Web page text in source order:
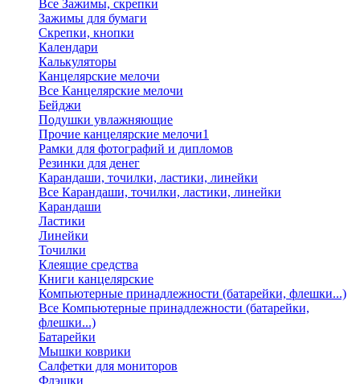
Все Зажимы, скрепки
Зажимы для бумаги
Скрепки, кнопки
Календари
Калькуляторы
Канцелярские мелочи
Все Канцелярские мелочи
Бейджи
Подушки увлажняющие
Прочие канцелярские мелочи1
Рамки для фотографий и дипломов
Резинки для денег
Карандаши, точилки, ластики, линейки
Все Карандаши, точилки, ластики, линейки
Карандаши
Ластики
Линейки
Точилки
Клеящие средства
Книги канцелярские
Компьютерные принадлежности (батарейки, флешки...)
Все Компьютерные принадлежности (батарейки,
флешки...)
Батарейки
Мышки коврики
Салфетки для мониторов
Флэшки